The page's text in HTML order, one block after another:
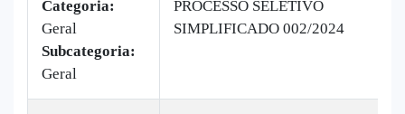
Categoria:
Geral
Subcategoria:
Geral
PROCESSO SELETIVO
SIMPLIFICADO 002/2024